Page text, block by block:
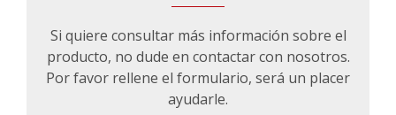
Si quiere consultar más información sobre el
producto, no dude en contactar con nosotros.
Por favor rellene el formulario, será un placer
ayudarle.